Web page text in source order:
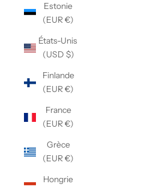
Estonie
(EUR €)
États-Unis
(USD $)
Finlande
(EUR €)
France
(EUR €)
Grèce
(EUR €)
Hongrie